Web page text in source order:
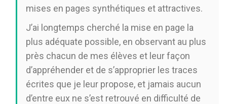
mises en pages synthétiques et attractives.
J’ai longtemps cherché la mise en page la
plus adéquate possible, en observant au plus
près chacun de mes élèves et leur façon
d’appréhender et de s’approprier les traces
écrites que je leur propose, et jamais aucun
d’entre eux ne s’est retrouvé en difficulté de